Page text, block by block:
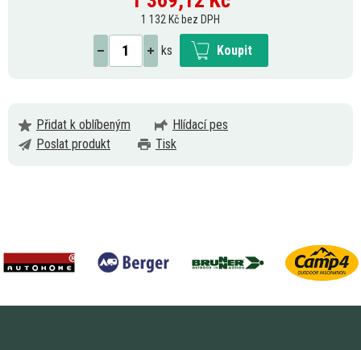
1 132 Kč bez DPH
ks Koupit
Přidat k oblíbeným
Hlídací pes
Poslat produkt
Tisk